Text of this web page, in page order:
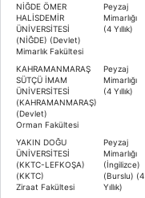
NİĞDE ÖMER
HALİSDEMİR
ÜNİVERSİTESİ
(NİĞDE) (Devlet)
Mimarlık Fakültesi
Peyzaj
Mimarlığı
(4 Yıllık)
KAHRAMANMARAŞ
SÜTÇÜ İMAM
ÜNİVERSİTESİ
(KAHRAMANMARAŞ)
(Devlet)
Orman Fakültesi
Peyzaj
Mimarlığı
(4 Yıllık)
YAKIN DOĞU
ÜNİVERSİTESİ
(KKTC-LEFKOŞA)
(KKTC)
Ziraat Fakültesi
Peyzaj
Mimarlığı
(İngilizce)
(Burslu) (4
Yıllık)